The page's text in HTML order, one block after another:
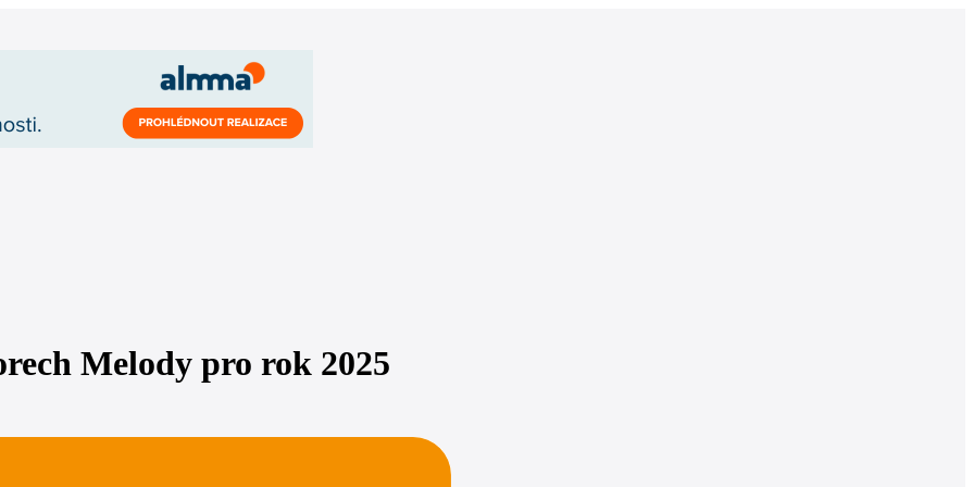
Melody pro rok 2025